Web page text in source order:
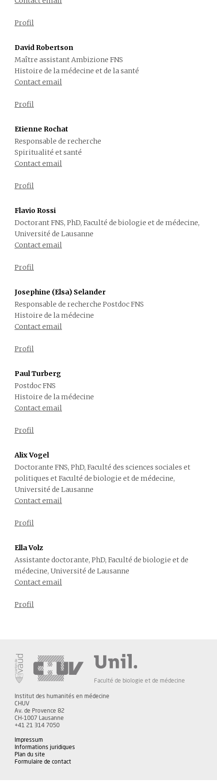
Profil
David Robertson
Maître assistant Ambizione FNS
Histoire de la médecine et de la santé
Contact email
Profil
Etienne Rochat
Responsable de recherche
Spiritualité et santé
Contact email
Profil
Flavio Rossi
Doctorant FNS, PhD, Faculté de biologie et de médecine,
Université de Lausanne
Contact email
Profil
Josephine (Elsa) Selander
Responsable de recherche Postdoc FNS
Histoire de la médecine
Contact email
Profil
Paul Turberg
Postdoc FNS
Histoire de la médecine
Contact email
Profil
Alix Vogel
Doctorante FNS, PhD, Faculté des sciences sociales et
politiques et Faculté de biologie et de médecine,
Université de Lausanne
Contact email
Profil
Ella Volz
Assistante doctorante, PhD, Faculté de biologie et de
médecine, Université de Lausanne
Contact email
Profil
Faculté de biologie et de médecine
Institut des humanités en médecine
CHUV
Av. de Provence 82
CH-1007 Lausanne
+41 21 314 7050
Impressum
Informations juridiques
Plan du site
Formulaire de contact